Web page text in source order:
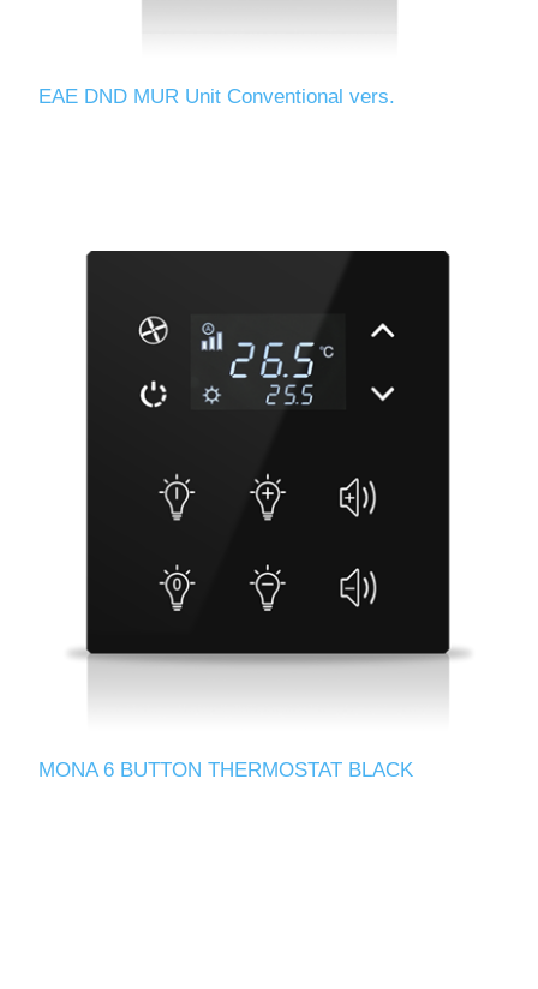
EAE DND MUR Unit Conventional vers.
MONA 6 BUTTON THERMOSTAT BLACK